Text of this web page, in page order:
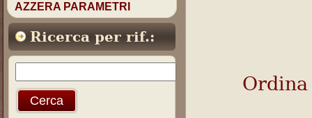
AZZERA PARAMETRI
Ricerca per rif.: